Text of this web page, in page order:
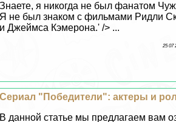
Знаете, я никогда не был фанатом
Я не был знаком с фильмами Ридли
и Джеймса Кэмерона.' /> ...
25 07
Сериал "Победители": актеры и
В данной статье мы предлагаем вам